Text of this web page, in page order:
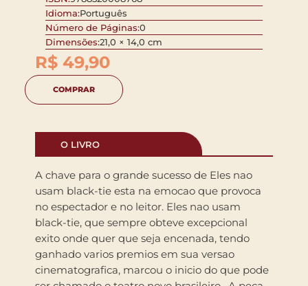
Idioma:Português
Número de Páginas:0
Dimensões:21,0 × 14,0 cm
R$ 49,90
COMPRAR
O LIVRO
A chave para o grande sucesso de Eles nao
usam black-tie esta na emocao que provoca
no espectador e no leitor. Eles nao usam
black-tie, que sempre obteve excepcional
exito onde quer que seja encenada, tendo
ganhado varios premios em sua versao
cinematografica, marcou o inicio do que pode